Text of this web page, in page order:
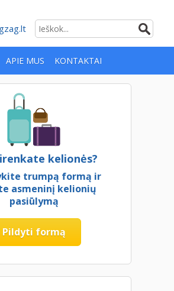
APIE MUS KONTAKTAI
kelionės?
trumpą formą ir
asmeninį kelionių
pasiūlymą
Pildyti formą